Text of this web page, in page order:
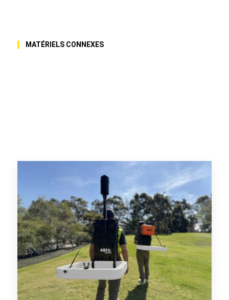
MATÉRIELS CONNEXES